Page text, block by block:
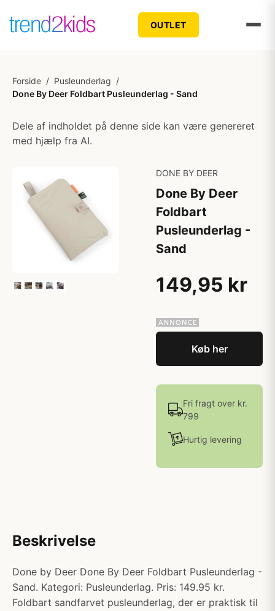
OUTLET
Forside / Pusleunderlag /
Done By Deer Foldbart Pusleunderlag - Sand
Dele af indholdet på denne side kan være genereret
med hjælp fra AI.
DONE BY DEER
Done By Deer
Foldbart
Pusleunderlag -
Sand
149,95 kr
Køb her
Fri fragt over kr.
799
Hurtig levering
Beskrivelse
Done by Deer Done By Deer Foldbart Pusleunderlag -
Sand. Kategori: Pusleunderlag. Pris: 149.95 kr.
Foldbart sandfarvet pusleunderlag, der er praktisk til